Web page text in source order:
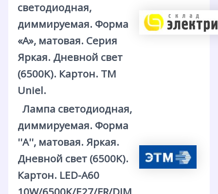
светодиодная,
диммируемая. Форма
«А», матовая. Серия
Яркая. Дневной свет
(6500K). Картон. ТМ
Uniel.
Лампа светодиодная,
диммируемая. Форма
''А'', матовая. Яркая.
Дневной свет (6500K).
Картон. LED-A60